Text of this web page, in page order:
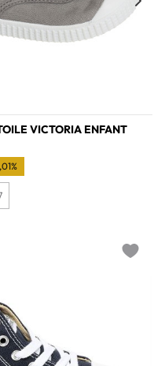
VICTORIA ENFANT